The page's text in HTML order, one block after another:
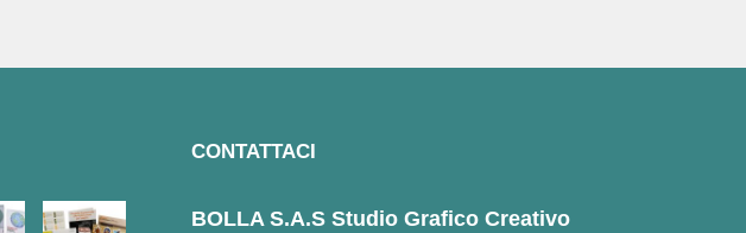
CONTATTACI
BOLLA S.A.S Studio Grafico Creativo